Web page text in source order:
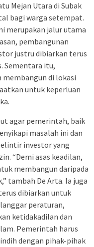
Mejan Utara di Subak
bagi warga setempat.
merupakan jalur utama
pembangunan
justru dibiarkan terus
Sementara itu,
di lokasi
untuk keperluan
agar pemerintah, baik
masalah ini dan
investor yang
“Demi asas keadilan,
membangun daripada
tambah De Arta. Ia juga
dibiarkan untuk
peraturan,
ketidakadilan dan
Pemerintah harus
dengan pihak-pihak